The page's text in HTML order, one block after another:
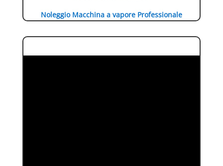
Noleggio Macchina a vapore Professionale